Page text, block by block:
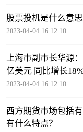
股票投机是什么意
2023-04-04 16:12:10
上海市副市长华源
亿美元 同比增长
2023-04-04 16:12:10
西方期货市场包括
有什么特点？